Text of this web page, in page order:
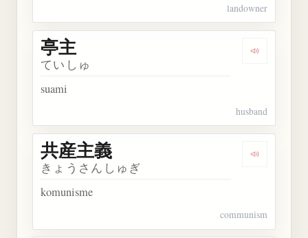
landowner
Dengarkan
亭主
ていしゅ
suami
husband
Dengarkan
共産主義
きょうさんしゅぎ
komunisme
communism